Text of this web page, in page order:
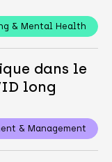
& Mental Health
dans le
long
& Management